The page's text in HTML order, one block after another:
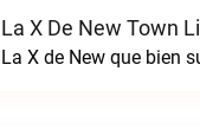
La X De New Town
La X de New que bien